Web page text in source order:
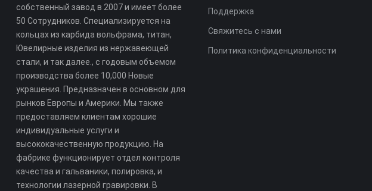
собственный завод в 2007 и имеет более
50 Сотрудников. Специализируется на
кольцах из карбида вольфрама, титан,
Ювелирные изделия из нержавеющей
стали, и так далее., с годовым объемом
производства более 10,000 Новые
украшения. Предназначен в основном для
рынков Европы и Америки. Мы также
предоставляем клиентам хорошие
индивидуальные услуги и
высококачественную продукцию. На
фабрике функционирует отдел контроля
качества и гальваники, полировка, и
технологии лазерной гравировки. В
Поддержка
Свяжитесь с нами
Политика конфиденциальности